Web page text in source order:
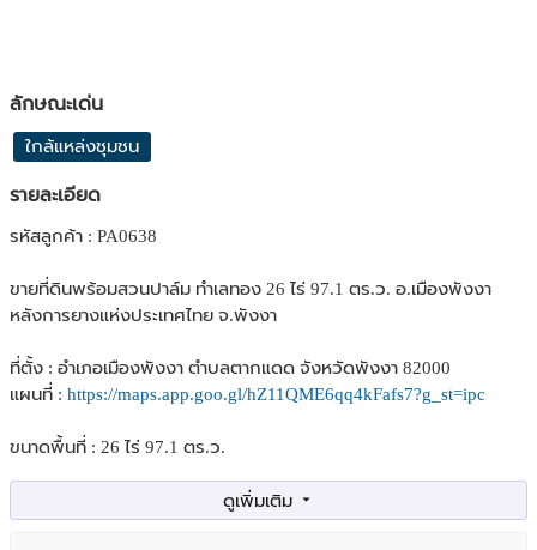
ลักษณะเด่น
ใกล้แหล่งชุมชน
รายละเอียด
รหัสลูกค้า : PA0638
ขายที่ดินพร้อมสวนปาล์ม ทำเลทอง 26 ไร่ 97.1 ตร.ว. อ.เมืองพังงา
หลังการยางแห่งประเทศไทย จ.พังงา
ที่ตั้ง : อำเภอเมืองพังงา ตำบลตากแดด จังหวัดพังงา 82000
แผนที่ : https://maps.app.goo.gl/hZ11QME6qq4kFafs7?g_st=ipc
ขนาดพื้นที่ : 26 ไร่ 97.1 ตร.ว.
- เนื้อที่ 26 ไร่ 97.1 ตร.ว.